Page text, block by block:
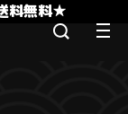
料無料★